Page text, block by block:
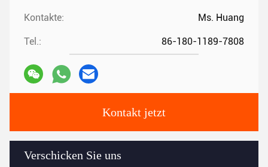
Kontakte: Ms. Huang
Tel.: 86-180-1189-7808
Kontakt jetzt
Verschicken Sie uns